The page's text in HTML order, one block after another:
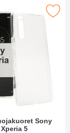
Sony
Xperia 5
suojakuoret